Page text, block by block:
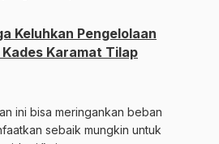
Keluhkan Pengelolaan
Kades Karamat Tilap
ini bisa meringankan beban
sebaik mungkin untuk